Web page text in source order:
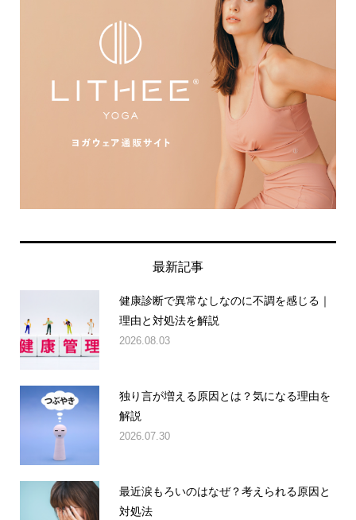
最新記事
健康診断で異常なしなのに不調を感じる｜
理由と対処法を解説
2026.08.03
独り言が増える原因とは？気になる理由を
解説
2026.07.30
最近涙もろいのはなぜ？考えられる原因と
対処法